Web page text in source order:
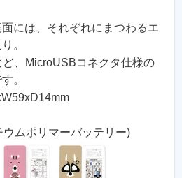
には、それぞれにまつわるエ
。
、MicroUSBコネクタ仕様の
。
ムポリマーバッテリー)